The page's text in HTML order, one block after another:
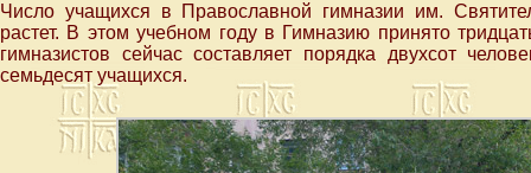
Число учащихся в Православной гимназии им.
растет. В этом учебном году в Гимназию принято
гимназистов сейчас составляет порядка двухсот
семьдесят учащихся.